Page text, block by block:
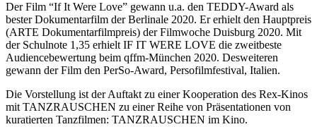
Der Film “If It Were Love” gewann u.a. den TEDDY-Award als
bester Dokumentarfilm der Berlinale 2020. Er erhielt den Hauptpreis
(ARTE Dokumentarfilmpreis) der Filmwoche Duisburg 2020. Mit
der Schulnote 1,35 erhielt IF IT WERE LOVE die zweitbeste
Audiencebewertung beim qffm-München 2020. Desweiteren
gewann der Film den PerSo-Award, Persofilmfestival, Italien.
Die Vorstellung ist der Auftakt zu einer Kooperation des Rex-Kinos
mit TANZRAUSCHEN zu einer Reihe von Präsentationen von
kuratierten Tanzfilmen: TANZRAUSCHEN im Kino.